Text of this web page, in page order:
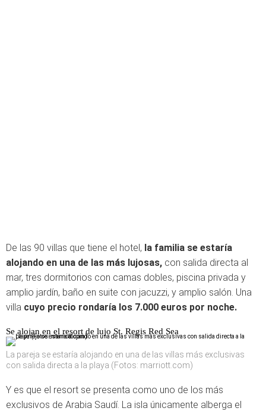
De las 90 villas que tiene el hotel, la familia se estaría
alojando en una de las más lujosas, con salida directa al
mar, tres dormitorios con camas dobles, piscina privada y
amplio jardín, baño en suite con jacuzzi, y amplio salón. Una
villa cuyo precio rondaría los 7.000 euros por noche.
Se alojan en el resort de lujo St. Regis Red Sea
La pareja se estaría alojando en una de las villas más exclusivas
con salida directa a la playa (Fotos: marriott.com)
Y es que el resort se presenta como uno de los más
exclusivos de Arabia Saudí. La isla únicamente alberga el